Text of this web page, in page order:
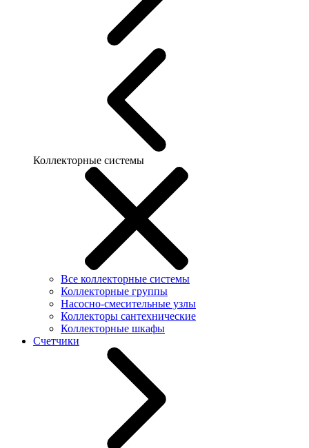
Коллекторные системы
Все коллекторные системы
Коллекторные группы
Насосно-смесительные узлы
Коллекторы сантехнические
Коллекторные шкафы
Счетчики